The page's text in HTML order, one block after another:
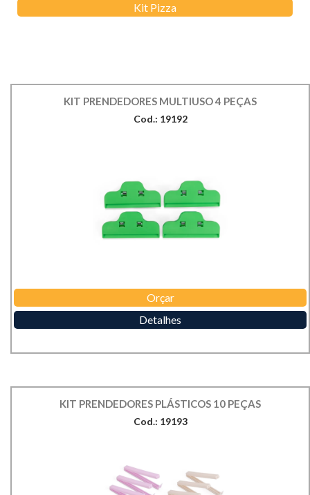
Kit Pizza
KIT PRENDEDORES MULTIUSO 4 PEÇAS
Cod.: 19192
Orçar
Detalhes
KIT PRENDEDORES PLÁSTICOS 10 PEÇAS
Cod.: 19193